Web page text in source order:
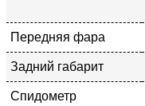
Передняя фара
Задний габарит
Спидометр